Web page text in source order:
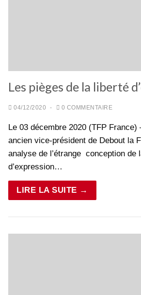
Les pièges de la liberté
04/12/2020 - 0 COMMENTAIRE
Le 03 décembre 2020 (TFP France)
ancien vice-président de Debout la
analyse de l’étrange conception de
d’expression…
LIRE LA SUITE →